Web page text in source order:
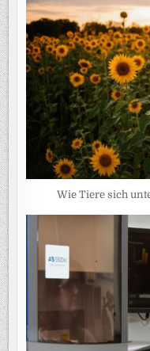
Wie Tiere sich